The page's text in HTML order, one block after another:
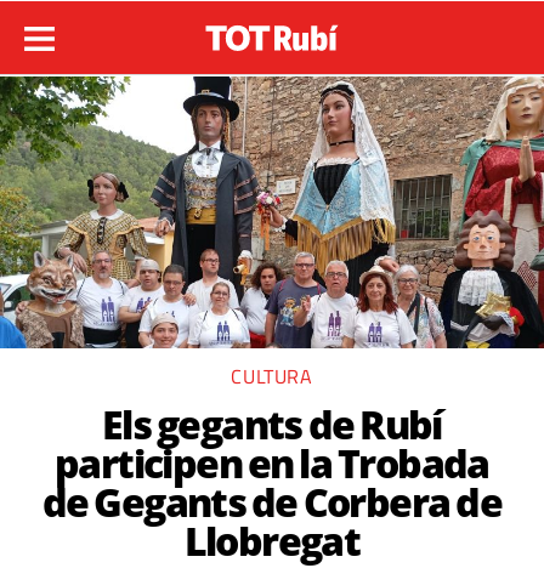
CULTURA
Els gegants de Rubí
participen en la Trobada
de Gegants de Corbera de
Llobregat